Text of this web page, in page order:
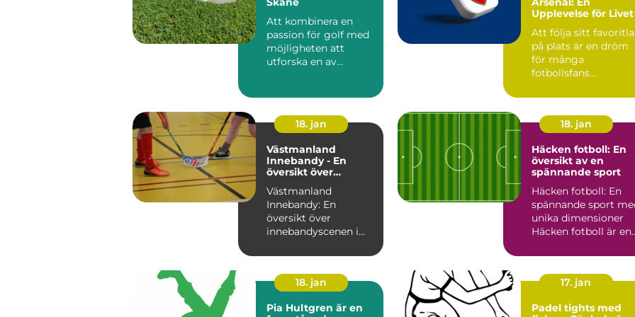
Att kombinera en
passion för golf med
möjligheten att
utforska en av
Upplevelse för Livet
Att följa sitt
på plats är en dröm
för många
fotbollsfans...
18. jan
Västmanland
Innebandy - En
översikt över
Västmanland
Västmanland
Innebandy: En
översikt över
innebandyscenen i
Västmanland är en
region i Sv...
18. jan
Häcken fotboll: En
översikt av en
spännande sport
Häcken fotboll: En
spännande sport
unika dimensioner
Häcken fotboll är en
kombinerar ...
18. jan
Pia Hultgren är en
17. jan
Padel tights med